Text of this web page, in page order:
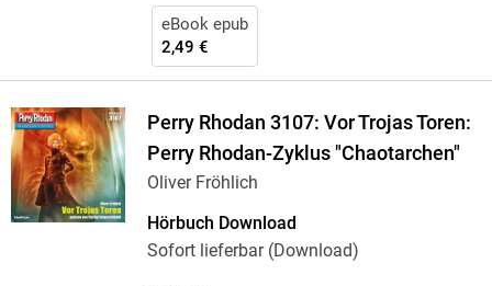
eBook epub
2,49 €
Perry Rhodan 3107: Vor Trojas Toren:
Perry Rhodan-Zyklus "Chaotarchen"
Oliver Fröhlich
Hörbuch Download
Sofort lieferbar (Download)